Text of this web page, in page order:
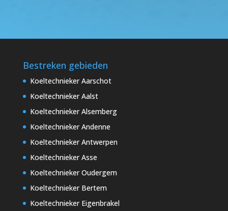
Bestreken gebieden
Koeltechnieker Aarschot
Koeltechnieker Aalst
Koeltechnieker Alsemberg
Koeltechnieker Andenne
Koeltechnieker Antwerpen
Koeltechnieker Asse
Koeltechnieker Oudergem
Koeltechnieker Bertem
Koeltechnieker Eigenbrakel